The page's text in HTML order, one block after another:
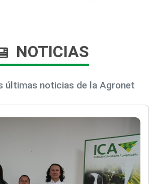
NOTICIAS
últimas noticias de la Agronet